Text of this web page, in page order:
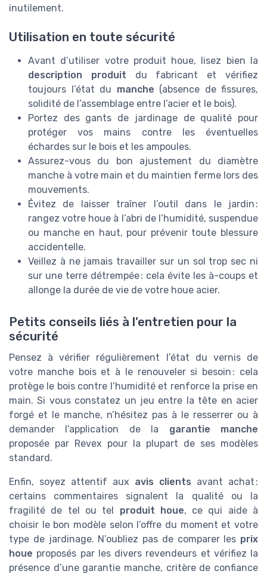
inutilement.
Utilisation en toute sécurité
Avant d’utiliser votre produit houe, lisez bien la
description produit du fabricant et vérifiez
toujours l’état du manche (absence de fissures,
solidité de l’assemblage entre l’acier et le bois).
Portez des gants de jardinage de qualité pour
protéger vos mains contre les éventuelles
échardes sur le bois et les ampoules.
Assurez-vous du bon ajustement du diamètre
manche à votre main et du maintien ferme lors des
mouvements.
Évitez de laisser traîner l’outil dans le jardin :
rangez votre houe à l’abri de l’humidité, suspendue
ou manche en haut, pour prévenir toute blessure
accidentelle.
Veillez à ne jamais travailler sur un sol trop sec ni
sur une terre détrempée : cela évite les à-coups et
allonge la durée de vie de votre houe acier.
Petits conseils liés à l’entretien pour la
sécurité
Pensez à vérifier régulièrement l’état du vernis de
votre manche bois et à le renouveler si besoin : cela
protège le bois contre l’humidité et renforce la prise en
main. Si vous constatez un jeu entre la tête en acier
forgé et le manche, n’hésitez pas à le resserrer ou à
demander l’application de la garantie manche
proposée par Revex pour la plupart de ses modèles
standard.
Enfin, soyez attentif aux avis clients avant achat :
certains commentaires signalent la qualité ou la
fragilité de tel ou tel produit houe, ce qui aide à
choisir le bon modèle selon l’offre du moment et votre
type de jardinage. N’oubliez pas de comparer les prix
houe proposés par les divers revendeurs et vérifiez la
présence d’une garantie manche, critère de confiance